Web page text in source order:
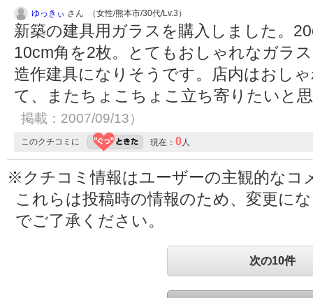
ゆっきぃ さん （女性/熊本市/30代/Lv.3）
新築の建具用ガラスを購入しました。
10cm角を2枚。とてもおしゃれなガラ
造作建具になりそうです。店内はおし
て、またちょこちょこ立ち寄りたいと
掲載：2007/09/13）
このクチコミに 現在： 0 人
※クチコミ情報はユーザーの主観的なコ
これらは投稿時の情報のため、変更に
でご了承ください。
次の10件